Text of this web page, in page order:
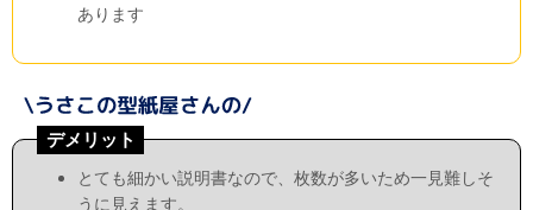
あります
デメリット
とても細かい説明書なので、枚数が多いため一見難しそ
うに見えます。